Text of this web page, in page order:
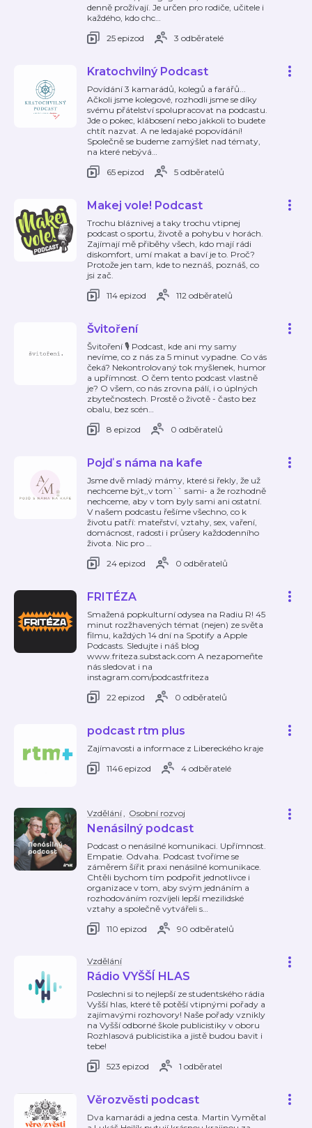
denně prožívají. Je určen pro rodiče, učitele i
každého, kdo chc…
25 epizod
3 odběratelé
Kratochvilný Podcast
Povídání 3 kamarádů, kolegů a farářů...
Ačkoli jsme kolegové, rozhodli jsme se díky
svému přátelství spolupracovat na podcastu.
Jde o pokec, klábosení nebo jakkoli to budete
chtít nazvat. A ne ledajaké popovídání!
Společně se budeme zamýšlet nad tématy,
na které nebývá…
65 epizod
5 odběratelů
Makej vole! Podcast
Trochu bláznivej a taky trochu vtipnej
podcast o sportu, životě a pohybu v horách.
Zajímají mě přiběhy všech, kdo mají rádi
diskomfort, umí makat a baví je to. Proč?
Protože jen tam, kde to neznáš, poznáš, co
jsi zač.
114 epizod
112 odběratelů
Švitoření
Švitoření 🎙️ Podcast, kde ani my samy
nevíme, co z nás za 5 minut vypadne. Co vás
čeká? Nekontrolovaný tok myšlenek, humor
a upřímnost. O čem tento podcast vlastně
je? O všem, co nás zrovna pálí, i o úplných
zbytečnostech. Prostě o životě - často bez
obalu, bez scén…
8 epizod
0 odběratelů
Pojď s náma na kafe
Jsme dvě mladý mámy, které si řekly, že už
nechceme být,,v tom`` sami- a že rozhodně
nechceme, aby v tom byly sami ani ostatní.
V našem podcastu řešíme všechno, co k
životu patří: mateřství, vztahy, sex, vaření,
domácnost, radosti i průsery každodenního
života. Nic pro …
24 epizod
0 odběratelů
FRITÉZA
Smažená popkulturní odysea na Radiu R! 45
minut rozžhavených témat (nejen) ze světa
filmu, každých 14 dní na Spotify a Apple
Podcasts. Sledujte i náš blog
www.friteza.substack.com A nezapomeňte
nás sledovat i na
instagram.com/podcastfriteza
22 epizod
0 odběratelů
podcast rtm plus
Zajímavosti a informace z Libereckého kraje
1146 epizod
4 odběratelé
Vzdělání, Osobní rozvoj
Nenásilný podcast
Podcast o nenásilné komunikaci. Upřímnost.
Empatie. Odvaha. Podcast tvoříme se
záměrem šířit praxi nenásilné komunikace.
Chtěli bychom tím podpořit jednotlivce i
organizace v tom, aby svým jednáním a
rozhodováním rozvíjeli lepší mezilidské
vztahy a společně vytvářeli s…
110 epizod
90 odběratelů
Vzdělání
Rádio VYŠŠÍ HLAS
Poslechni si to nejlepší ze studentského rádia
Vyšší hlas, které tě potěší vtipnými pořady a
zajímavými rozhovory! Naše pořady vznikly
na Vyšší odborné škole publicistiky v oboru
Rozhlasová publicistika a jistě budou bavit i
tebe!
523 epizod
1 odběratel
Věrozvěsti podcast
Dva kamarádi a jedna cesta. Martin Vymětal